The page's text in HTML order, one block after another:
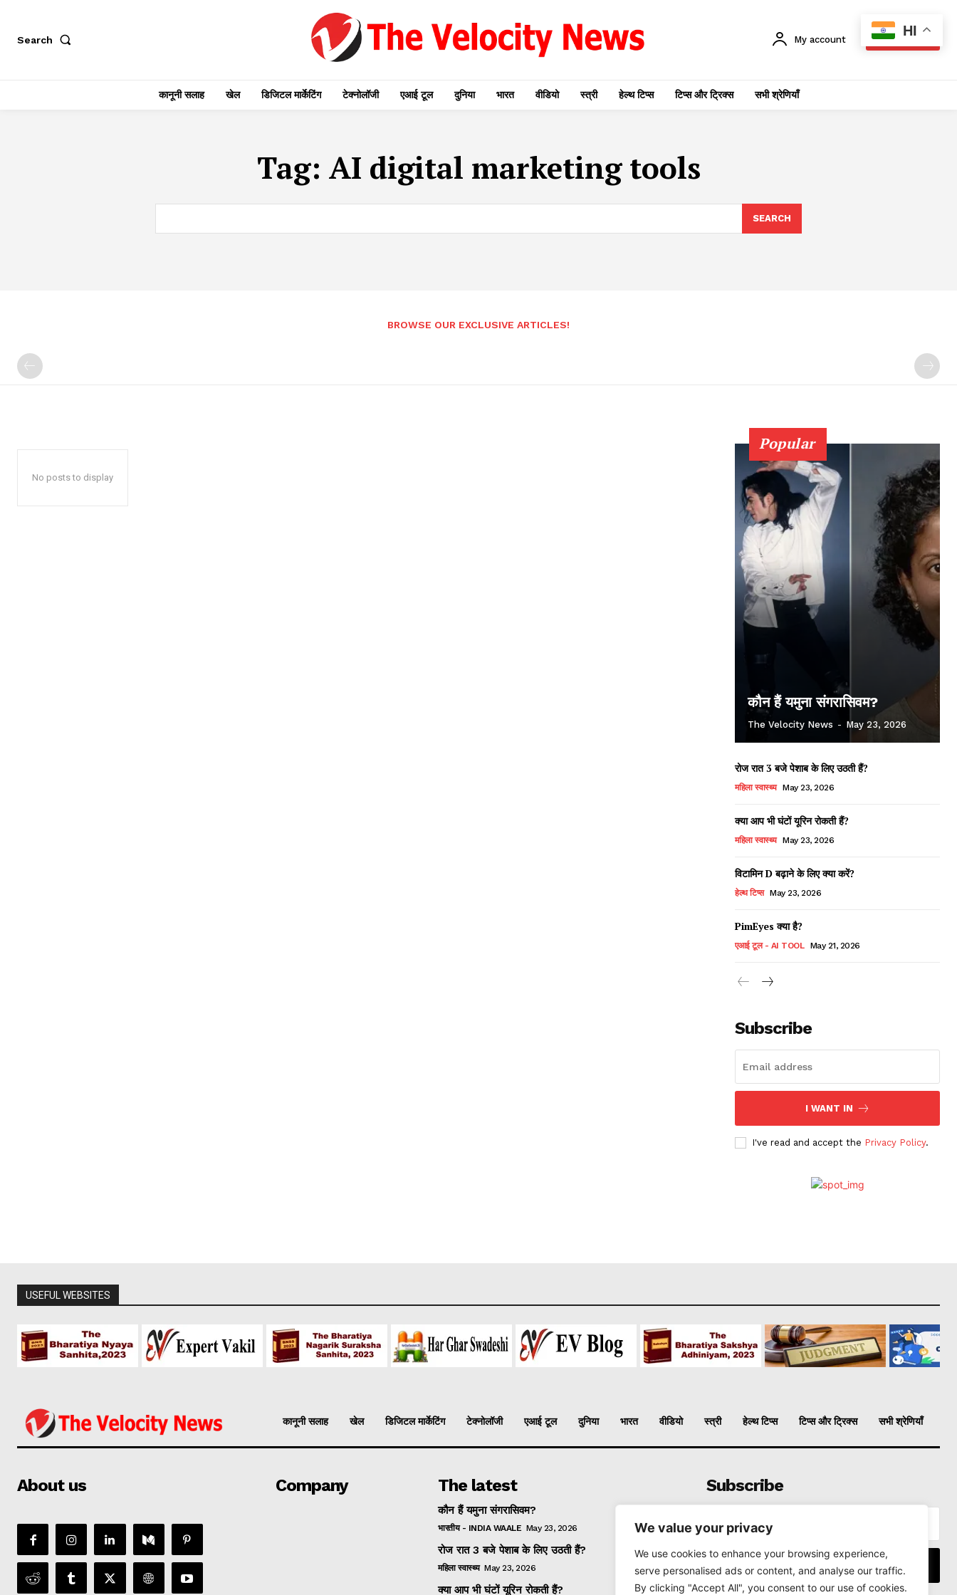
We value your privacy
We use cookies to enhance your browsing experience,
serve personalised ads or content, and analyse our traffic.
By clicking "Accept All", you consent to our use of cookies.
Search My account SUBSCRIBE
कानूनी सलाह खेल डिजिटल मार्केटिंग टेक्नोलॉजी एआई टूल दुनिया भारत वीडियो स्त्री हेल्थ टिप्स टिप्स और ट्रिक्स सभी श्रेणियाँ
Tag: AI digital marketing tools
SEARCH
BROWSE OUR EXCLUSIVE ARTICLES!
No posts to display
Popular
कौन हैं यमुना संगरासिवम?
The Velocity News - May 23, 2026
रोज रात 3 बजे पेशाब के लिए उठती हैं?
महिला स्वास्थ्य May 23, 2026
क्या आप भी घंटों यूरिन रोकती हैं?
महिला स्वास्थ्य May 23, 2026
विटामिन D बढ़ाने के लिए क्या करें?
हेल्थ टिप्स May 23, 2026
PimEyes क्या है?
एआई टूल - AI TOOL May 21, 2026
Subscribe
I WANT IN
I've read and accept the Privacy Policy.
USEFUL WEBSITES
कानूनी सलाह खेल डिजिटल मार्केटिंग टेक्नोलॉजी एआई टूल दुनिया भारत वीडियो स्त्री हेल्थ टिप्स टिप्स और ट्रिक्स सभी श्रेणियाँ
About us Company The latest
कौन हैं यमुना संगरासिवम?
भारतीय - INDIA WAALE May 23, 2026
रोज रात 3 बजे पेशाब के लिए उठती हैं?
महिला स्वास्थ्य May 23, 2026
क्या आप भी घंटों यूरिन रोकती हैं?
Subscribe
I WANT IN
HI